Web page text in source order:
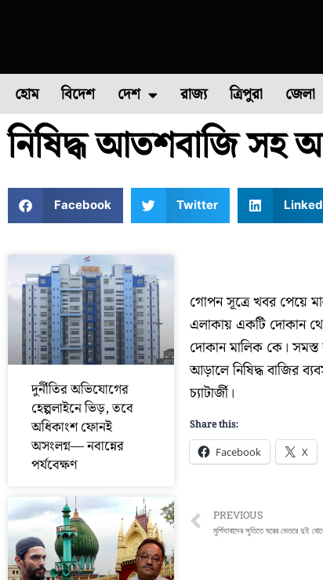
হোম বিদেশ দেশ
ফুল চাষ ফল চাষ মাছ চাষ
রাজ্য ত্রিপুরা জেলা
উত্তর
নিষিদ্ধ আতশবাজি সহ
Facebook Twitter
দুর্নীতির অভিযোগের
হেল্পলাইনে ভিড়, তবে
অধিকাংশ ফোনই
অসংলগ্ন— নবান্নের
পর্যবেক্ষণ
গোপন সূত্রে খবর পেয়ে
এলাকায় একটি দোকান
দোকান মালিক কে। সমস্ত
আড়ালে নিষিদ্ধ বাজির
চ্যাটার্জী।
Share this:
Facebook X
Prev
PREVIOUS
মুর্শিদাবাদের সুতিতে ঘরের ভেতরে দুই